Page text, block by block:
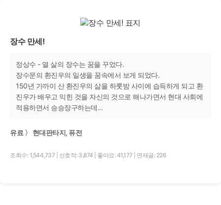
장수 만세!
정상수 - 열 살의 장수는 꿈을 꾸었다.
장수문의 환진우의 일생을 꿈속에서 보게 되었다.
150년 가까이 산 환진우의 삶을 하룻밤 사이에 습득하게 되고 환
진우가 배우고 익힌 것을 자신의 것으로 해나가면서 현대 사회에
적용하면서 승승장구하는데...
유료 〉 현대판타지, 퓨전
조회수: 1,544,737 선호작: 3,874 좋아요: 41,177 연재글: 226